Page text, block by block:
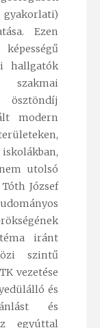
Ezen
hallgatók
ösztöndíj
modern
utolsó
József
iránt
szintű
vezetése
és
és
egyúttal